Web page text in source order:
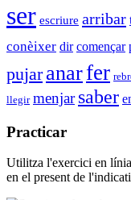
ser escriure arribar
conèixer dir començar
pujar anarfer
llegir menjar saber
Practicar
Utilitza l'exercici en
en el present de